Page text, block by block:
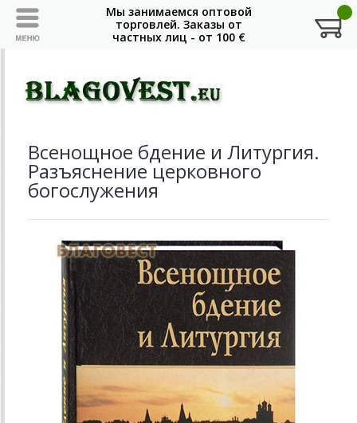
Всенощное бдение и Литургия.
Разъяснение церковного
богослужения